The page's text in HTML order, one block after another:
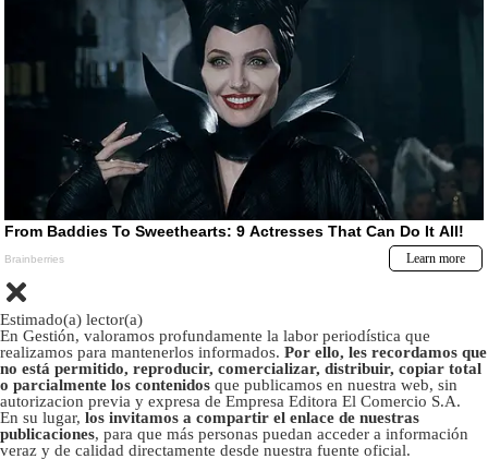
Estimado(a) lector(a)
En Gestión, valoramos profundamente la labor periodística que
realizamos para mantenerlos informados. Por ello, les recordamos que
no está permitido, reproducir, comercializar, distribuir, copiar total
o parcialmente los contenidos que publicamos en nuestra web, sin
autorizacion previa y expresa de Empresa Editora El Comercio S.A.
En su lugar, los invitamos a compartir el enlace de nuestras
publicaciones, para que más personas puedan acceder a información
veraz y de calidad directamente desde nuestra fuente oficial.